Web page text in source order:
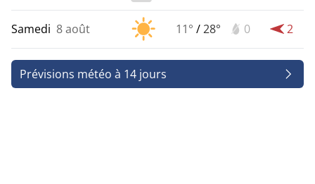
Samedi 8 août 11° /28° 0 2
Prévisions météo à 14 jours